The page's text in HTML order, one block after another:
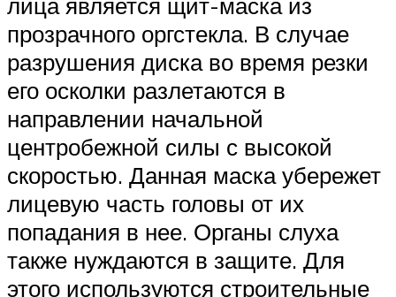
лица является щит-маска из
прозрачного оргстекла. В случае
разрушения диска во время резки
его осколки разлетаются в
направлении начальной
центробежной силы с высокой
скоростью. Данная маска убережет
лицевую часть головы от их
попадания в нее. Органы слуха
также нуждаются в защите. Для
этого используются строительные